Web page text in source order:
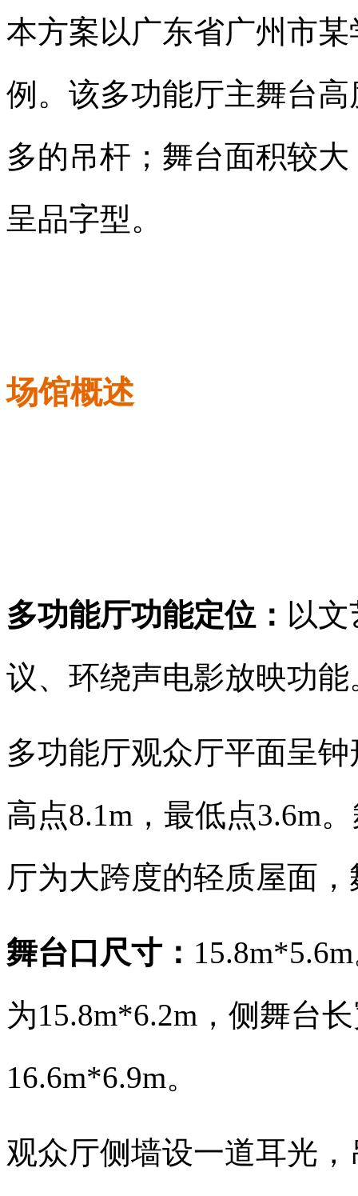
本方案以广东省广州市
例。 该多功能厅主舞台高
多的吊杆；舞台面积较
呈品字型。
场馆概述
多功能厅功能定位： 以
议、环绕声电影放映功能
多功能厅观众厅平面呈
高点8.1m ，最低点3.6m
厅为大跨度的轻质屋面
舞台口尺寸： 15.8m*5.6m
为15.8m*6.2m ，侧舞台
16.6m*6.9m。
观众厅侧墙设一道耳光